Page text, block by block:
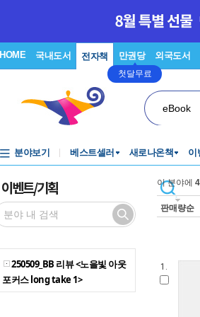
HOME 국내도서 전자책 만권당
첫달무료
외국도서
eBook
분야보기 베스트셀러 새로나온책 이
이벤트/기획
250509_BB 리뷰 <노을빛 아웃
포커스 long take 1>
이 분야에 4
판매량순
1.